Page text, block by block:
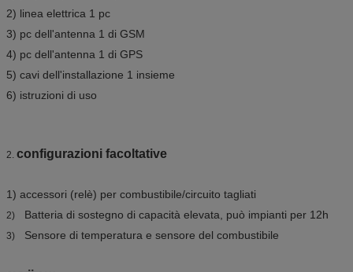
2) linea elettrica 1 pc
3) pc dell'antenna 1 di GSM
4) pc dell'antenna 1 di GPS
5) cavi dell'installazione 1 insieme
6) istruzioni di uso
2. configurazioni facoltative
1) accessori (relè) per combustibile/circuito tagliati
2) Batteria di sostegno di capacità elevata, può impianti per 12h
3) Sensore di temperatura e sensore del combustibile